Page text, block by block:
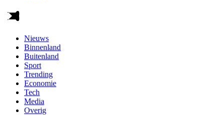
Nieuws
Binnenland
Buitenland
Sport
Trending
Economie
Tech
Media
Overig